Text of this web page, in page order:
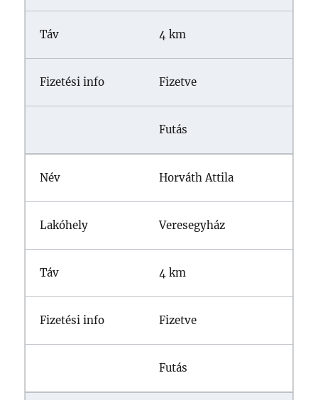
4 km
Fizetve
Futás
Horváth Attila
Veresegyház
4 km
Fizetve
Futás